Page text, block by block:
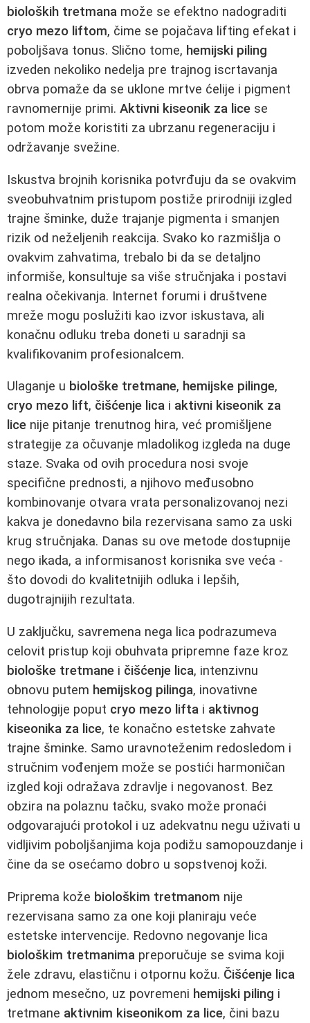
bioloških tretmana može se efektno nadograditi
cryo mezo liftom, čime se pojačava lifting efekat i
poboljšava tonus. Slično tome, hemijski piling
izveden nekoliko nedelja pre trajnog iscrtavanja
obrva pomaže da se uklone mrtve ćelije i pigment
ravnomernije primi. Aktivni kiseonik za lice se
potom može koristiti za ubrzanu regeneraciju i
održavanje svežine.
Iskustva brojnih korisnika potvrđuju da se ovakvim
sveobuhvatnim pristupom postiže prirodniji izgled
trajne šminke, duže trajanje pigmenta i smanjen
rizik od neželjenih reakcija. Svako ko razmišlja o
ovakvim zahvatima, trebalo bi da se detaljno
informiše, konsultuje sa više stručnjaka i postavi
realna očekivanja. Internet forumi i društvene
mreže mogu poslužiti kao izvor iskustava, ali
konačnu odluku treba doneti u saradnji sa
kvalifikovanim profesionalcem.
Ulaganje u biološke tretmane, hemijske pilinge,
cryo mezo lift, čišćenje lica i aktivni kiseonik za
lice nije pitanje trenutnog hira, već promišljene
strategije za očuvanje mladolikog izgleda na duge
staze. Svaka od ovih procedura nosi svoje
specifične prednosti, a njihovo međusobno
kombinovanje otvara vrata personalizovanoj nezi
kakva je donedavno bila rezervisana samo za uski
krug stručnjaka. Danas su ove metode dostupnije
nego ikada, a informisanost korisnika sve veća -
što dovodi do kvalitetnijih odluka i lepših,
dugotrajnijih rezultata.
U zaključku, savremena nega lica podrazumeva
celovit pristup koji obuhvata pripremne faze kroz
biološke tretmane i čišćenje lica, intenzivnu
obnovu putem hemijskog pilinga, inovativne
tehnologije poput cryo mezo lifta i aktivnog
kiseonika za lice, te konačno estetske zahvate
trajne šminke. Samo uravnoteženim redosledom i
stručnim vođenjem može se postići harmoničan
izgled koji odražava zdravlje i negovanost. Bez
obzira na polaznu tačku, svako može pronaći
odgovarajući protokol i uz adekvatnu negu uživati u
vidljivim poboljšanjima koja podižu samopouzdanje i
čine da se osećamo dobro u sopstvenoj koži.
Priprema kože biološkim tretmanom nije
rezervisana samo za one koji planiraju veće
estetske intervencije. Redovno negovanje lica
biološkim tretmanima preporučuje se svima koji
žele zdravu, elastičnu i otpornu kožu. Čišćenje lica
jednom mesečno, uz povremeni hemijski piling i
tretmane aktivnim kiseonikom za lice, čini bazu